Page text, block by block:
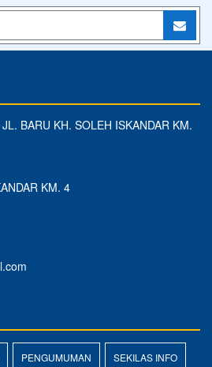
BARU KH. SOLEH ISKANDAR KM.
KM. 4
PENGUMUMAN SEKILAS INFO